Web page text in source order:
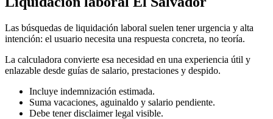
Las búsquedas de liquidación laboral suelen tener urgencia y alta
intención: el usuario necesita una respuesta concreta, no teoría.
La calculadora convierte esa necesidad en una experiencia útil y
enlazable desde guías de salario, prestaciones y despido.
Incluye indemnización estimada.
Suma vacaciones, aguinaldo y salario pendiente.
Debe tener disclaimer legal visible.